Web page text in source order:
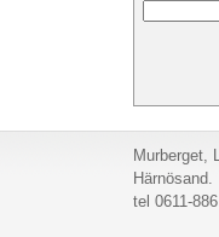
Murberget,
Härnösand.
tel 0611-